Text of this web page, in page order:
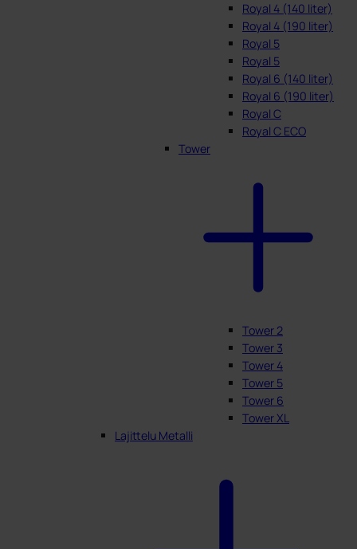
Royal 4 (140 liter)
Royal 4 (190 liter)
Royal 5
Royal 5
Royal 6 (140 liter)
Royal 6 (190 liter)
Royal C
Royal C ECO
Tower
Tower 2
Tower 3
Tower 4
Tower 5
Tower 6
Tower XL
Lajittelu Metalli